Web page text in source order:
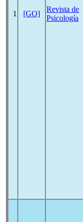
1 [GO]
Revista de
Psicología